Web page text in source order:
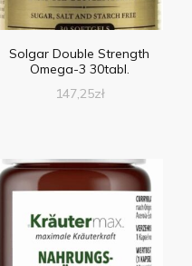
Solgar Double Strength
Omega-3 30tabl.
147,25zł